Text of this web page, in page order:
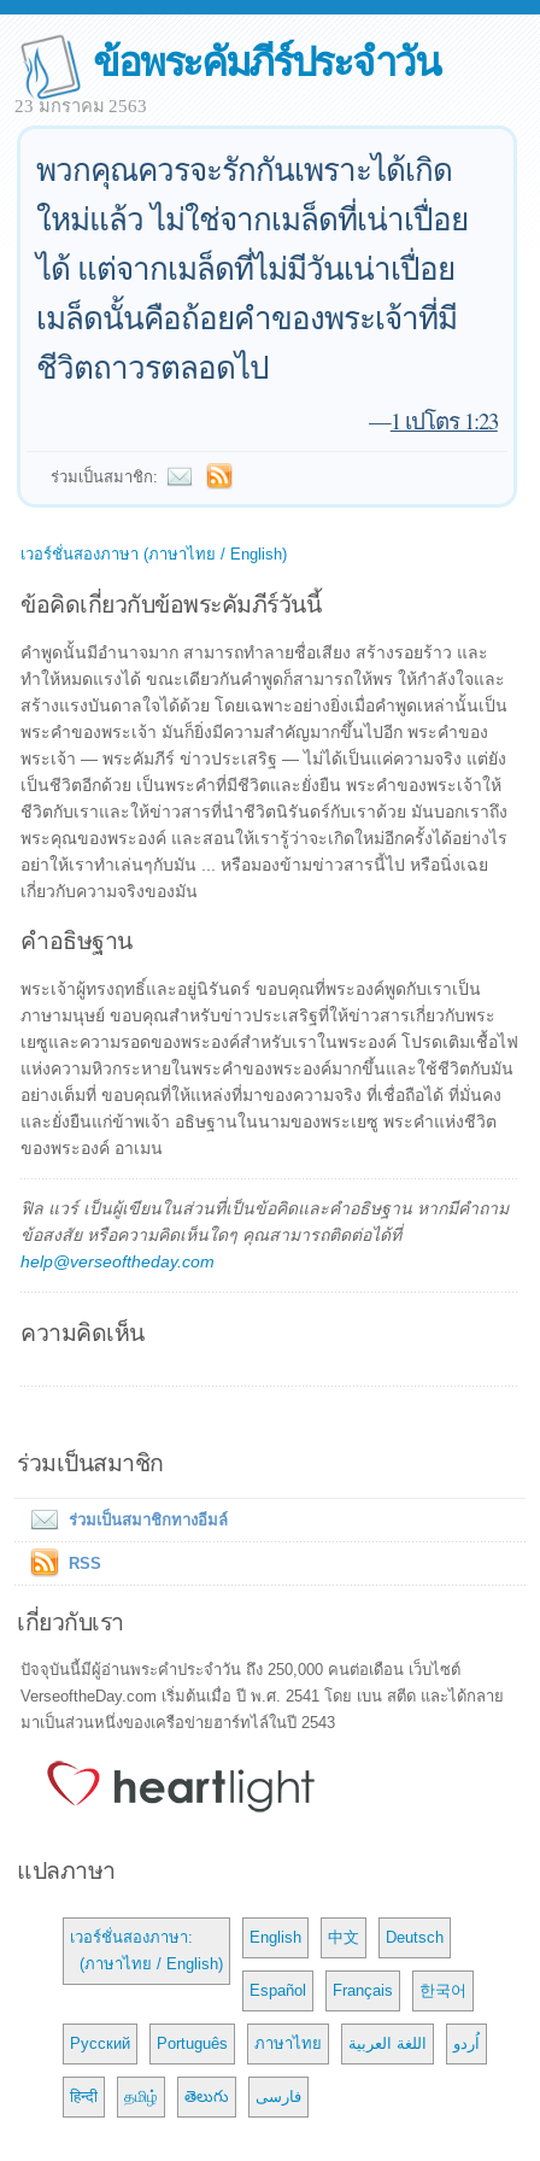
ข้อพระคัมภีร์ประจำวัน
23 มกราคม 2563
พวกคุณควรจะรักกันเพราะได้เกิด
ใหม่แล้ว ไม่ใช่จากเมล็ดที่เน่าเปื่อย
ได้ แต่จากเมล็ดที่ไม่มีวันเน่าเปื่อย
เมล็ดนั้นคือถ้อยคำของพระเจ้าที่มี
ชีวิตถาวรตลอดไป
—1 เปโตร 1:23
ร่วมเป็นสมาชิก:
เวอร์ชั่นสองภาษา (ภาษาไทย / English)
ข้อคิดเกี่ยวกับข้อพระคัมภีร์วันนี้
คำพูดนั้นมีอำนาจมาก สามารถทำลายชื่อเสียง สร้างรอยร้าว และ
ทำให้หมดแรงได้ ขณะเดียวกันคำพูดก็สามารถให้พร ให้กำลังใจและ
สร้างแรงบันดาลใจได้ด้วย โดยเฉพาะอย่างยิ่งเมื่อคำพูดเหล่านั้นเป็น
พระคำของพระเจ้า มันก็ยิ่งมีความสำคัญมากขึ้นไปอีก พระคำของ
พระเจ้า — พระคัมภีร์ ข่าวประเสริฐ — ไม่ได้เป็นแค่ความจริง แต่ยัง
เป็นชีวิตอีกด้วย เป็นพระคำที่มีชีวิตและยั่งยืน พระคำของพระเจ้าให้
ชีวิตกับเราและให้ข่าวสารที่นำชีวิตนิรันดร์กับเราด้วย มันบอกเราถึง
พระคุณของพระองค์ และสอนให้เรารู้ว่าจะเกิดใหม่อีกครั้งได้อย่างไร
อย่าให้เราทำเล่นๆกับมัน ... หรือมองข้ามข่าวสารนี้ไป หรือนิ่งเฉย
เกี่ยวกับความจริงของมัน
คำอธิษฐาน
พระเจ้าผู้ทรงฤทธิ์และอยู่นิรันดร์ ขอบคุณที่พระองค์พูดกับเราเป็น
ภาษามนุษย์ ขอบคุณสำหรับข่าวประเสริฐที่ให้ข่าวสารเกี่ยวกับพระ
เยซูและความรอดของพระองค์สำหรับเราในพระองค์ โปรดเติมเชื้อไฟ
แห่งความหิวกระหายในพระคำของพระองค์มากขึ้นและใช้ชีวิตกับมัน
อย่างเต็มที่ ขอบคุณที่ให้แหล่งที่มาของความจริง ที่เชื่อถือได้ ที่มั่นคง
และยั่งยืนแก่ข้าพเจ้า อธิษฐานในนามของพระเยซู พระคำแห่งชีวิต
ของพระองค์ อาเมน
ฟิล แวร์ เป็นผู้เขียนในส่วนที่เป็นข้อคิดและคำอธิษฐาน หากมีคำถาม
ข้อสงสัย หรือความคิดเห็นใดๆ คุณสามารถติดต่อได้ที่
help@verseoftheday.com
ความคิดเห็น
ร่วมเป็นสมาชิก
ร่วมเป็นสมาชิกทางอีมล์
RSS
เกี่ยวกับเรา
ปัจจุบันนี้มีผู้อ่านพระคำประจำวัน ถึง 250,000 คนต่อเดือน เว็บไซต์
VerseoftheDay.com เริ่มต้นเมื่อ ปี พ.ศ. 2541 โดย เบน สตีด และได้กลาย
มาเป็นส่วนหนึ่งของเครือข่ายฮาร์ทไล์ในปี 2543
แปลภาษา
เวอร์ชั่นสองภาษา:
(ภาษาไทย / English)
English 中文 Deutsch
Español Français 한국어
Русский Português ภาษาไทย اللغة العربية اُردو
हिन्दी தமிழ் తెలుగు فارسی